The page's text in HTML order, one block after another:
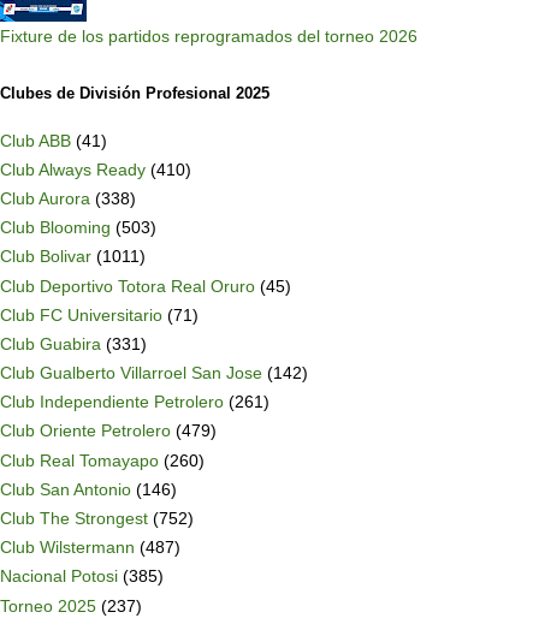
Fixture de los partidos reprogramados del torneo 2026
Clubes de División Profesional 2025
Club ABB (41)
Club Always Ready (410)
Club Aurora (338)
Club Blooming (503)
Club Bolivar (1011)
Club Deportivo Totora Real Oruro (45)
Club FC Universitario (71)
Club Guabira (331)
Club Gualberto Villarroel San Jose (142)
Club Independiente Petrolero (261)
Club Oriente Petrolero (479)
Club Real Tomayapo (260)
Club San Antonio (146)
Club The Strongest (752)
Club Wilstermann (487)
Nacional Potosi (385)
Torneo 2025 (237)